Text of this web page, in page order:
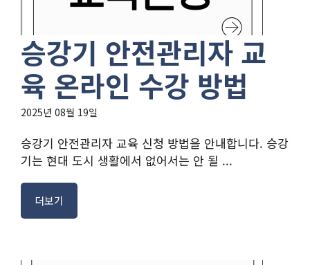
승강기 안전관리자 교
육 온라인 수강 방법
2025년 08월 19일
승강기 안전관리자 교육 신청 방법을 안내합니다. 승강
기는 현대 도시 생활에서 없어서는 안 될 ...
더보기